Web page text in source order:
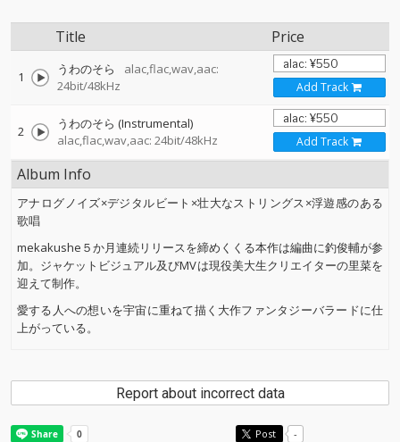
Title Price
1 うわのそら
alac,flac,wav,aac:
24bit/48kHz
Add Track
2
うわのそら (Instrumental)
alac,flac,wav,aac: 24bit/48kHz
Add Track
Album Info
アナログノイズ×デジタルビート×壮大なストリングス×浮遊感のある
歌唱
mekakushe５か月連続リリースを締めくくる本作は編曲に釣俊輔が参
加。ジャケットビジュアル及びMVは現役美大生クリエイターの里菜を
迎えて制作。
愛する人への想いを宇宙に重ねて描く大作ファンタジーバラードに仕
上がっている。
Report about incorrect data
Post -